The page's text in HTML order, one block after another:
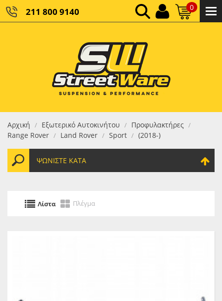
211 800 9140 0
ΚΑΘΑΡΌ ΣΎΝΟΛΟ:
ΤΕΛΙΚΌ ΣΎΝΟΛΟ:0,00 €
Αρχική / Εξωτερικό Αυτοκινήτου / Προφυλακτήρες /
Range Rover / Land Rover / Sport / (2018-)
ΨΩΝΊΣΤΕ ΚΑΤΆ
Λίστα Πλέγμα